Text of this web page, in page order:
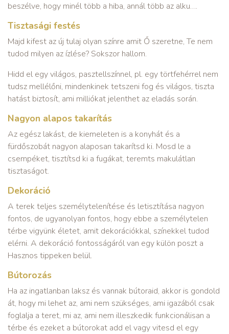
beszélve, hogy minél több a hiba, annál több az alku….
Tisztasági festés
Majd kifest az új tulaj olyan színre amit Ő szeretne, Te nem
tudod milyen az ízlése? Sokszor hallom.
Hidd el egy világos, pasztellszínnel, pl. egy törtfehérrel nem
tudsz mellélőni, mindenkinek tetszeni fog és világos, tiszta
hatást biztosít, ami milliókat jelenthet az eladás során.
Nagyon alapos takarítás
Az egész lakást, de kiemeleten is a konyhát és a
fürdőszobát nagyon alaposan takarítsd ki. Mosd le a
csempéket, tisztítsd ki a fugákat, teremts makulátlan
tisztaságot.
Dekoráció
A terek teljes személytelenítése és letisztítása nagyon
fontos, de ugyanolyan fontos, hogy ebbe a személytelen
térbe vigyünk életet, amit dekorációkkal, színekkel tudod
elérni. A dekoráció fontosságáról van egy külön poszt a
Hasznos tippeken belül.
Bútorozás
Ha az ingatlanban laksz és vannak bútoraid, akkor is gondold
át, hogy mi lehet az, ami nem szükséges, ami igazából csak
foglalja a teret, mi az, ami nem illeszkedik funkcionálisan a
térbe és ezeket a bútorokat add el vagy vitesd el egy